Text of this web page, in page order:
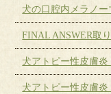
犬の口腔内メラノ
FINAL ANSWER取
犬アトピー性皮膚
犬アトピー性皮膚